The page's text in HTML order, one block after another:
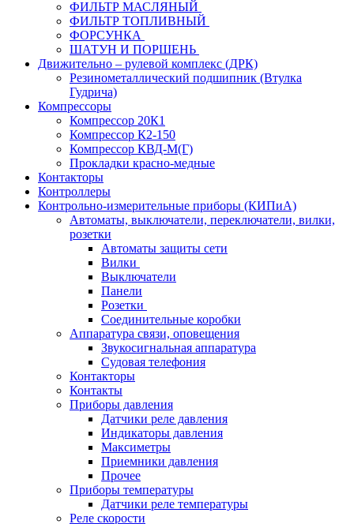
ФИЛЬТР МАСЛЯНЫЙ
ФИЛЬТР ТОПЛИВНЫЙ
ФОРСУНКА
ШАТУН И ПОРШЕНЬ
Движительно – рулевой комплекс (ДРК)
Резинометаллический подшипник (Втулка
Гудрича)
Компрессоры
Компрессор 20К1
Компрессор К2-150
Компрессор КВД-М(Г)
Прокладки красно-медные
Контакторы
Контроллеры
Контрольно-измерительные приборы (КИПиА)
Автоматы, выключатели, переключатели, вилки,
розетки
Автоматы защиты сети
Вилки
Выключатели
Панели
Розетки
Соединительные коробки
Аппаратура связи, оповещения
Звукосигнальная аппаратура
Судовая телефония
Контакторы
Контакты
Приборы давления
Датчики реле давления
Индикаторы давления
Максиметры
Приемники давления
Прочее
Приборы температуры
Датчики реле температуры
Реле скорости